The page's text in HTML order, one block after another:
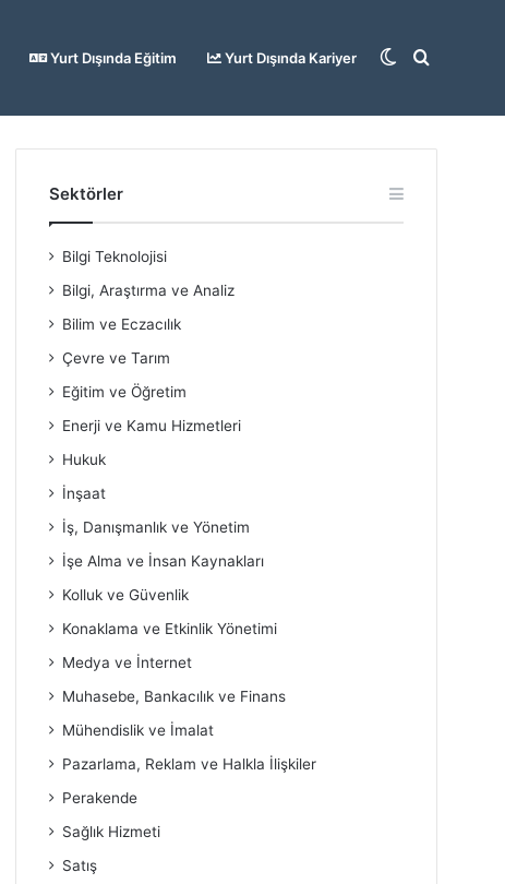
Yurt Dışında Eğitim Yurt Dışında Kariyer Arama
Dış
Sektörler
Bilgi Teknolojisi
Bilgi, Araştırma ve Analiz
Bilim ve Eczacılık
Çevre ve Tarım
Eğitim ve Öğretim
Enerji ve Kamu Hizmetleri
Hukuk
İnşaat
İş, Danışmanlık ve Yönetim
İşe Alma ve İnsan Kaynakları
Kolluk ve Güvenlik
Konaklama ve Etkinlik Yönetimi
Medya ve İnternet
Muhasebe, Bankacılık ve Finans
Mühendislik ve İmalat
Pazarlama, Reklam ve Halkla İlişkiler
Perakende
Sağlık Hizmeti
Satış